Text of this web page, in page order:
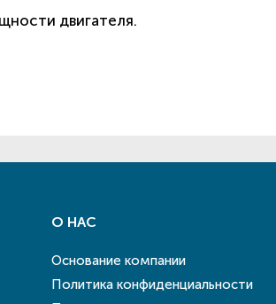
двигателя.
О НАС
Основание компании
Политика конфиденциальности